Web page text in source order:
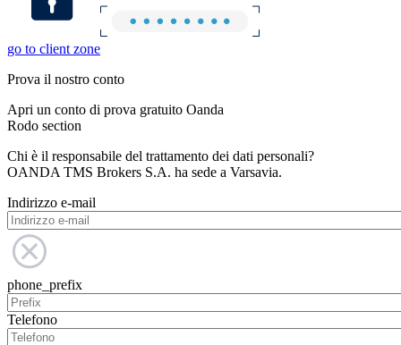
go to client zone
Prova il nostro conto
Apri un conto di prova gratuito Oanda
Rodo section
Chi è il responsabile del trattamento dei dati personali?
OANDA TMS Brokers S.A. ha sede a Varsavia.
Indirizzo e-mail
phone_prefix
Telefono